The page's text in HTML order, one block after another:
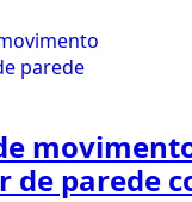
de parede